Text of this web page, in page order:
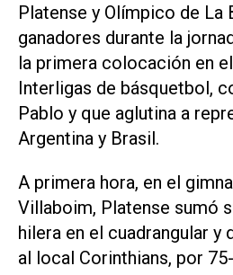
Platense y Olímpico de La
ganadores durante la
la primera colocación en
Interligas de básquetbol,
Pablo y que aglutina a
Argentina y Brasil.
A primera hora, en el
Villaboim, Platense sumó
hilera en el cuadrangular
al local Corinthians, por